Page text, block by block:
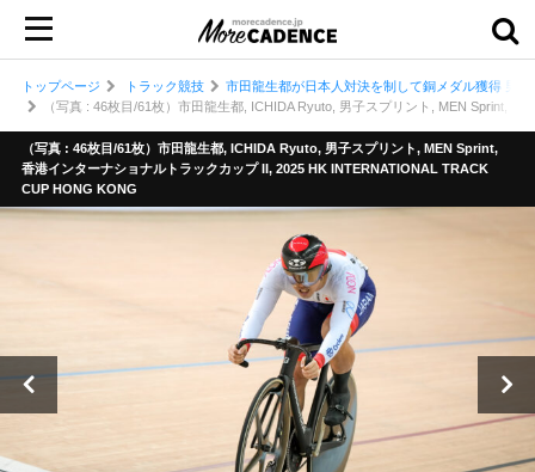
トップページ トラック競技
市田龍生都が日本人対決を制して銅メダル獲得 男
（写真 : 46枚目/61枚）市田龍生都, ICHIDA Ryuto, 男子スプリント, MEN Sprint,
（写真 : 46枚目/61枚）市田龍生都, ICHIDA Ryuto, 男子スプリント, MEN Sprint,
香港インターナショナルトラックカップ II, 2025 HK INTERNATIONAL TRACK
CUP HONG KONG